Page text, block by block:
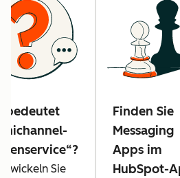
bedeutet
Sie
Finden Sie
Messaging
Apps im
HubSpot-